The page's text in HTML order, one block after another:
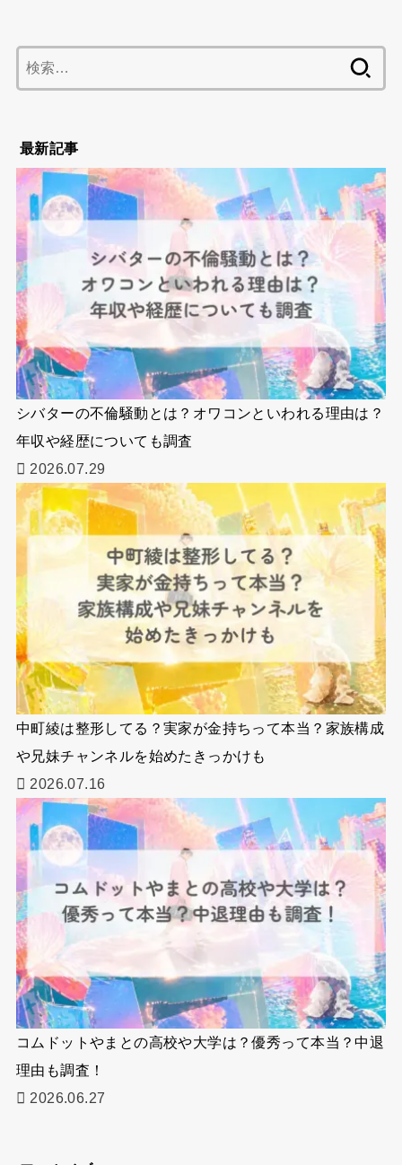
索:
最新記事
シバターの不倫騒動とは？オワコンといわれる理由は？
年収や経歴についても調査
2026.07.29
中町綾は整形してる？実家が金持ちって本当？家族構成
や兄妹チャンネルを始めたきっかけも
2026.07.16
コムドットやまとの高校や大学は？優秀って本当？中退
理由も調査！
2026.06.27